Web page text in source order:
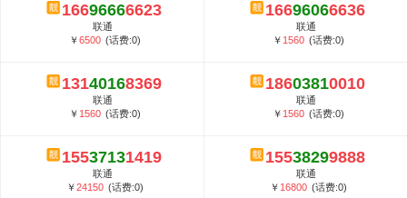
16696666623
联通
￥6500 (话费:0)
16696066636
联通
￥ 1560 (话费:0)
13140168369
联通
￥ 1560 (话费:0)
18603810010
联通
￥ 1560 (话费:0)
15537131419
联通
￥24150 (话费:0)
15538299888
联通
￥ 16800 (话费:0)